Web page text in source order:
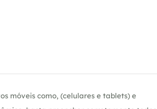
móveis como, (celulares e tablets) e